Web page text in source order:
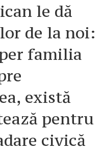
le dă
de la noi:
familia
există
pentru
civică